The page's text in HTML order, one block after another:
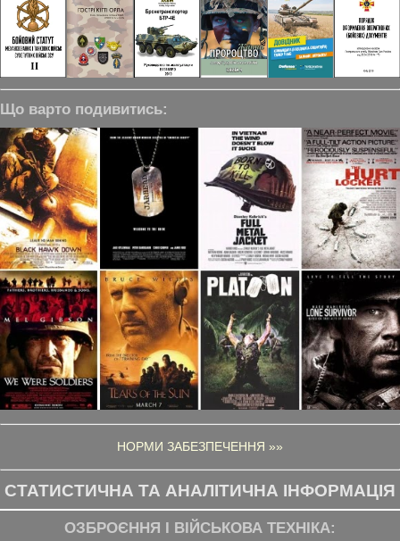
Що варто подивитись:
НОРМИ ЗАБЕЗПЕЧЕННЯ »»
СТАТИСТИЧНА ТА АНАЛІТИЧНА ІНФОРМАЦІЯ
ОЗБРОЄННЯ І ВІЙСЬКОВА ТЕХНІКА: